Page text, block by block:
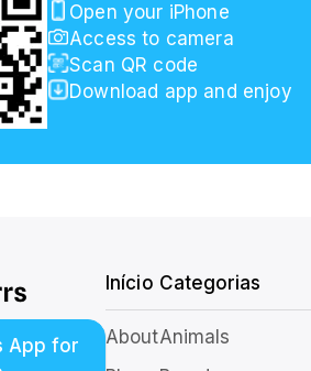
Open your iPhone
Access to camera
Scan QR code
Download app and enjoy
App for
Início
About
Categorias
Animals